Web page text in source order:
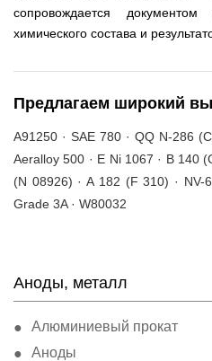
Аноды, металл
Алюминиевый прокат
Аноды
сопровождается
химического состава и
Предлагаем широкий
A91250 · SAE 780 · QQ N-286
Aeralloy 500 · E Ni 1067 · B 140
(N 08926) · A 182 (F 310) · NV-
Grade 3A · W80032